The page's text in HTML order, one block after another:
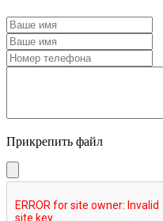
Прикрепить файл